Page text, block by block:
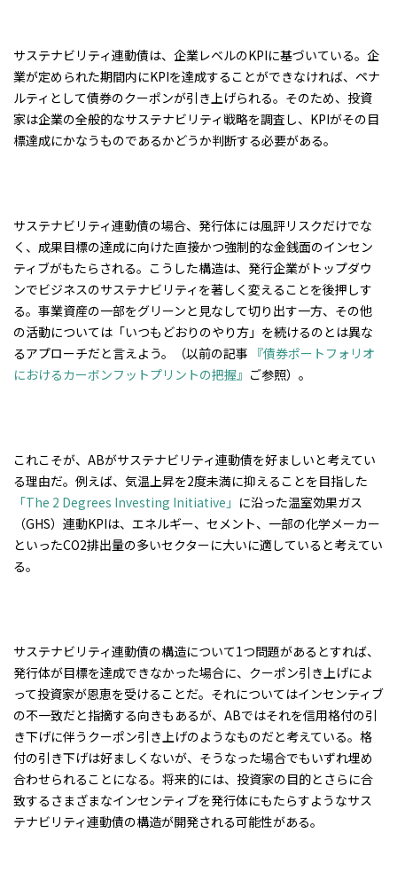
サステナビリティ連動債は、企業レベルのKPIに基づいている。企
業が定められた期間内にKPIを達成することができなければ、ペナ
ルティとして債券のクーポンが引き上げられる。そのため、投資
家は企業の全般的なサステナビリティ戦略を調査し、KPIがその目
標達成にかなうものであるかどうか判断する必要がある。
サステナビリティ連動債の場合、発行体には風評リスクだけでな
く、成果目標の達成に向けた直接かつ強制的な金銭面のインセン
ティブがもたらされる。こうした構造は、発行企業がトップダウ
ンでビジネスのサステナビリティを著しく変えることを後押しす
る。事業資産の一部をグリーンと見なして切り出す一方、その他
の活動については「いつもどおりのやり方」を続けるのとは異な
るアプローチだと言えよう。（以前の記事 『債券ポートフォリオ
におけるカーボンフットプリントの把握』 ご参照）。
これこそが、ABがサステナビリティ連動債を好ましいと考えてい
る理由だ。例えば、気温上昇を2度未満に抑えることを目指した
「The 2 Degrees Investing Initiative」 に沿った温室効果ガス
（GHS）連動KPIは、エネルギー、セメント、一部の化学メーカー
といったCO2排出量の多いセクターに大いに適していると考えてい
る。
サステナビリティ連動債の構造について1つ問題があるとすれば、
発行体が目標を達成できなかった場合に、クーポン引き上げによ
って投資家が恩恵を受けることだ。それについてはインセンティブ
の不一致だと指摘する向きもあるが、ABではそれを信用格付の引
き下げに伴うクーポン引き上げのようなものだと考えている。格
付の引き下げは好ましくないが、そうなった場合でもいずれ埋め
合わせられることになる。将来的には、投資家の目的とさらに合
致するさまざまなインセンティブを発行体にもたらすようなサス
テナビリティ連動債の構造が開発される可能性がある。